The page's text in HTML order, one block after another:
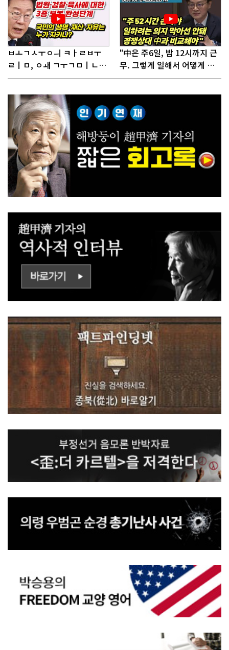
ㅂㅗㄱㅅㅜㅇㅢ ㅋㅏㄹㅂㅜ
ㄹㅣㅁ, ㅇㅙ ㄱㅜㄱㅁㅣㄴㄷ
ㅡㄹㅇㅣ ㄷㅏㅇㅎㅐㅇㅑ ㅎ
"中은 주6일, 밤 12시까지 근
무. 그렇게 일해서 어떻게 경
쟁하냐 반문하더라"